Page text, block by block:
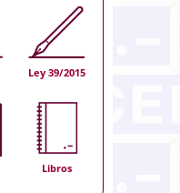
Ley 39/2015
Libros